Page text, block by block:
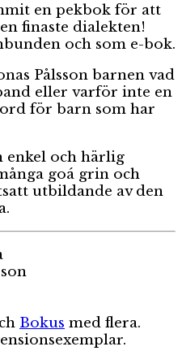
en pekbok för att
finaste dialekten!
och som e-bok.
Pålsson barnen vad
eller varför inte en
för barn som har
enkel och härlig
goá grin och
utbildande av den
Bokus med flera.